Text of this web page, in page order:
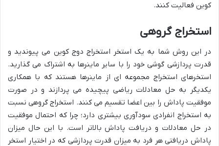
کوین فعالیت کنند.
استخراج گروهی
در این روش شما به یک استخر استخراج دوج کوین می پیوندید و
قدرت پردازشی گوشی خود را با سایر ماینرها به اشتراک می گذارید.
استخرهای استخراج مجموعه ای از ماینرها هستند که با همکاری
یکدیگر به حل معادلات ریاضی پیچیده می پردازند و در صورت
موفقیت پاداش را بین اعضا تقسیم می کنند. استخراج گروهی نسبت
به استخراج انفرادی سودآوری بیشتری دارد؛ چرا که احتمال موفقیت
در حل معادلات و دریافت پاداش بالاتر است. با این حال میزان
پاداش دریافتی هر فرد به میزان قدرت پردازشی که در اختیار استخر